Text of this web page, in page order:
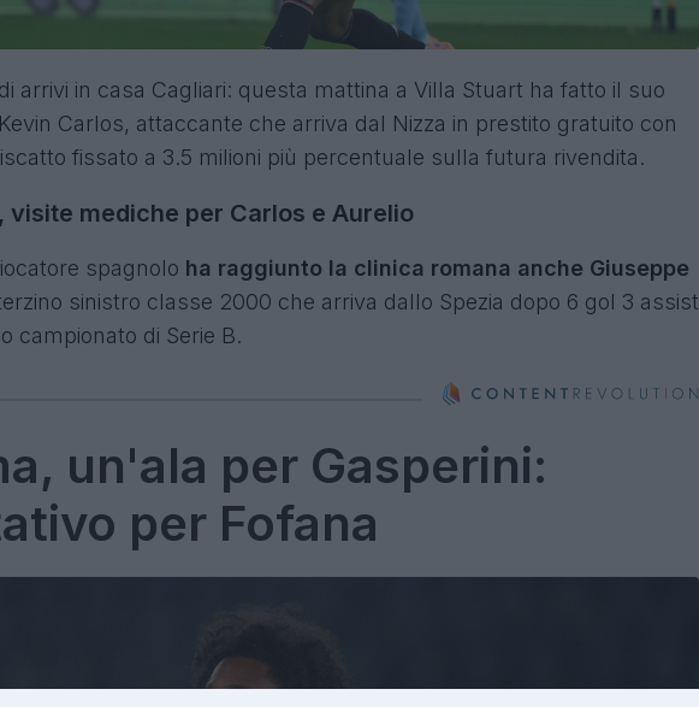
arrivi in casa Cagliari: questa mattina a Villa Stuart ha fatto il suo
Carlos, attaccante che arriva dal Nizza in prestito gratuito con
fissato a 3.5 milioni più percentuale sulla futura rivendita.
visite mediche per Carlos e Aurelio
spagnolo ha raggiunto la clinica romana anche Giuseppe
sinistro classe 2000 che arriva dallo Spezia dopo 6 gol 3 assist
campionato di Serie B.
un'ala per Gasperini:
per Fofana